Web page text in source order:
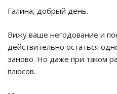
Галина, добрый день.
Вижу ваше негодование и
действительно остаться
заново. Но даже при таком
плюсов.